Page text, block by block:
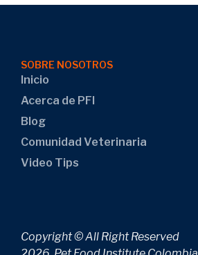
SOBRE NOSOTROS
Inicio
Acerca de PFI
Blog
Comunidad Veterinaria
Video Tips
Copyright © All Right Reserved